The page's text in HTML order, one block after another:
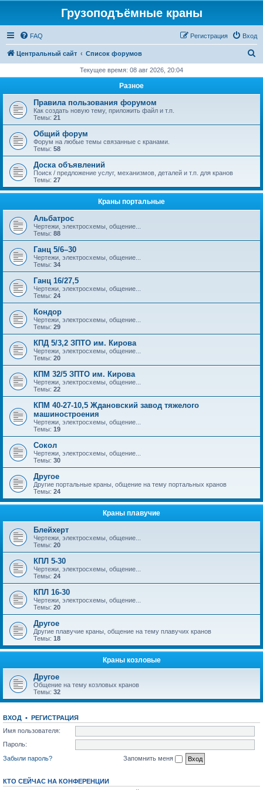
Грузоподъёмные краны
FAQ Вход
Регистрация
Центральный сайт Список форумов
с
Текущее время: 08 авг 2026, 20:04
Разное
Правила пользования форумом
Как создать новую тему, приложить файл и т.п.
Темы: 21
Общий форум
Форум на любые темы связанные с кранами.
Темы: 58
Доска объявлений
Поиск / предложение услуг, механизмов, деталей и т.п. для кранов
Темы: 27
Краны портальные
Альбатрос
Чертежи, электросхемы, общение...
Темы: 88
Ганц 5/6–30
Чертежи, электросхемы, общение...
Темы: 34
Ганц 16/27,5
Чертежи, электросхемы, общение...
Темы: 24
Кондор
Чертежи, электросхемы, общение...
Темы: 29
КПД 5/3,2 ЗПТО им. Кирова
Чертежи, электросхемы, общение...
Темы: 20
КПМ 32/5 ЗПТО им. Кирова
Чертежи, электросхемы, общение...
Темы: 22
КПМ 40-27-10,5 Ждановский завод тяжелого
машиностроения
Чертежи, электросхемы, общение...
Темы: 19
Сокол
Чертежи, электросхемы, общение...
Темы: 30
Другое
Другие портальные краны, общение на тему портальных кранов
Темы: 24
Краны плавучие
Блейхерт
Чертежи, электросхемы, общение...
Темы: 20
КПЛ 5-30
Чертежи, электросхемы, общение...
Темы: 24
КПЛ 16-30
Чертежи, электросхемы, общение...
Темы: 20
Другое
Другие плавучие краны, общение на тему плавучих кранов
Темы: 18
Краны козловые
Другое
Общение на тему козловых кранов
Темы: 32
ВХОД • РЕГИСТРАЦИЯ
Имя пользователя:
Пароль:
Забыли пароль?
Запомнить меня
КТО СЕЙЧАС НА КОНФЕРЕНЦИИ